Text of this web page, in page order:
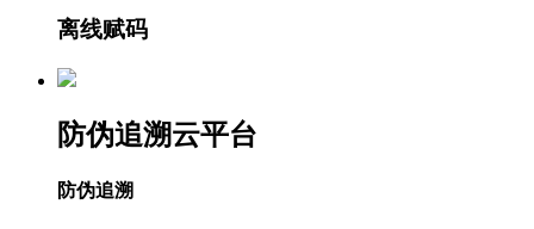
离线赋码
防伪追溯云平台
防伪追溯